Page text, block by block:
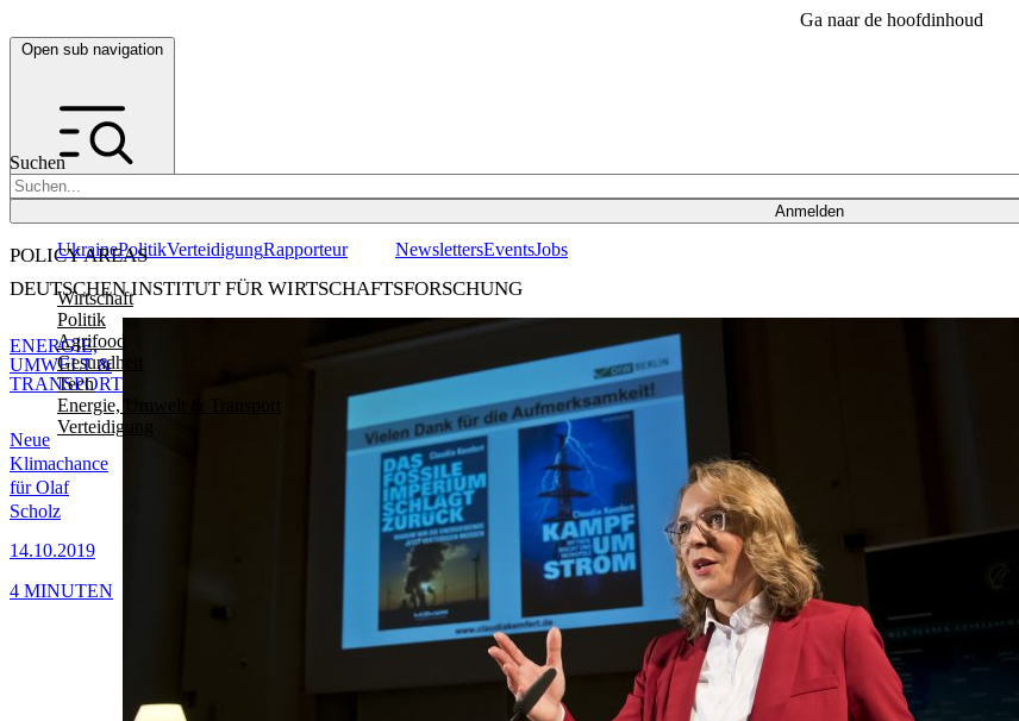
Ga naar de hoofdinhoud
Open sub navigation
Suchen
Anmelden
POLICY AREAS
Wirtschaft
Politik
Agrifood
Gesundheit
Tech
Energie, Umwelt & Transport
Verteidigung
UkrainePolitikVerteidigungRapporteur NewslettersEventsJobs
DEUTSCHEN INSTITUT FÜR WIRTSCHAFTSFORSCHUNG
Neue
Klimachance
für Olaf
Scholz
14.10.2019
ENERGIE,
UMWELT &
TRANSPORT
4 MINUTEN